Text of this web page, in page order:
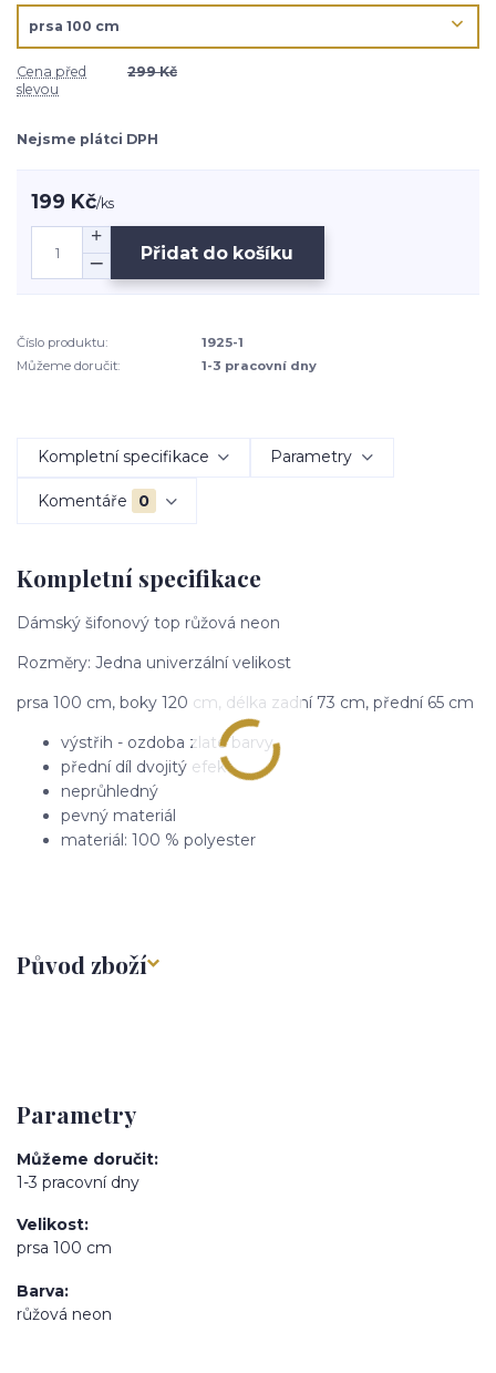
Cena před
slevou
299 Kč
Nejsme plátci DPH
199 Kč/ks
Přidat do košíku
Číslo produktu:
1925-1
Můžeme doručit:
1-3 pracovní dny
Kompletní specifikace Parametry
Komentáře 0
Kompletní specifikace
Dámský šifonový top růžová neon
Rozměry: Jedna univerzální velikost
prsa 100 cm, boky 120 cm, délka zadní 73 cm, přední 65 cm
výstřih - ozdoba zlaté barvy
přední díl dvojitý efekt
neprůhledný
pevný materiál
materiál: 100 % polyester
Původ zboží
Parametry
Můžeme doručit
1-3 pracovní dny
Velikost
prsa 100 cm
Barva
růžová neon